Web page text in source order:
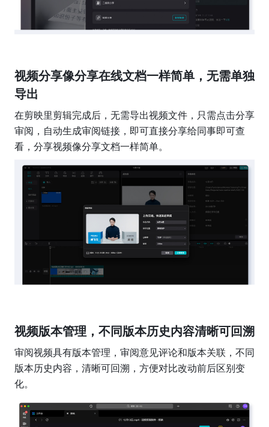
视频分享像分享在线文档一样简单，无需单独
导出
在剪映里剪辑完成后，无需导出视频文件，只需点击分享
审阅，自动生成审阅链接，即可直接分享给同事即可查
看，分享视频像分享文档一样简单。
视频版本管理，不同版本历史内容清晰可回溯
审阅视频具有版本管理，审阅意见评论和版本关联，不同
版本历史内容，清晰可回溯，方便对比改动前后区别变
化。